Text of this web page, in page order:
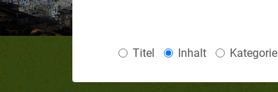
Titel Inhalt Kategorie